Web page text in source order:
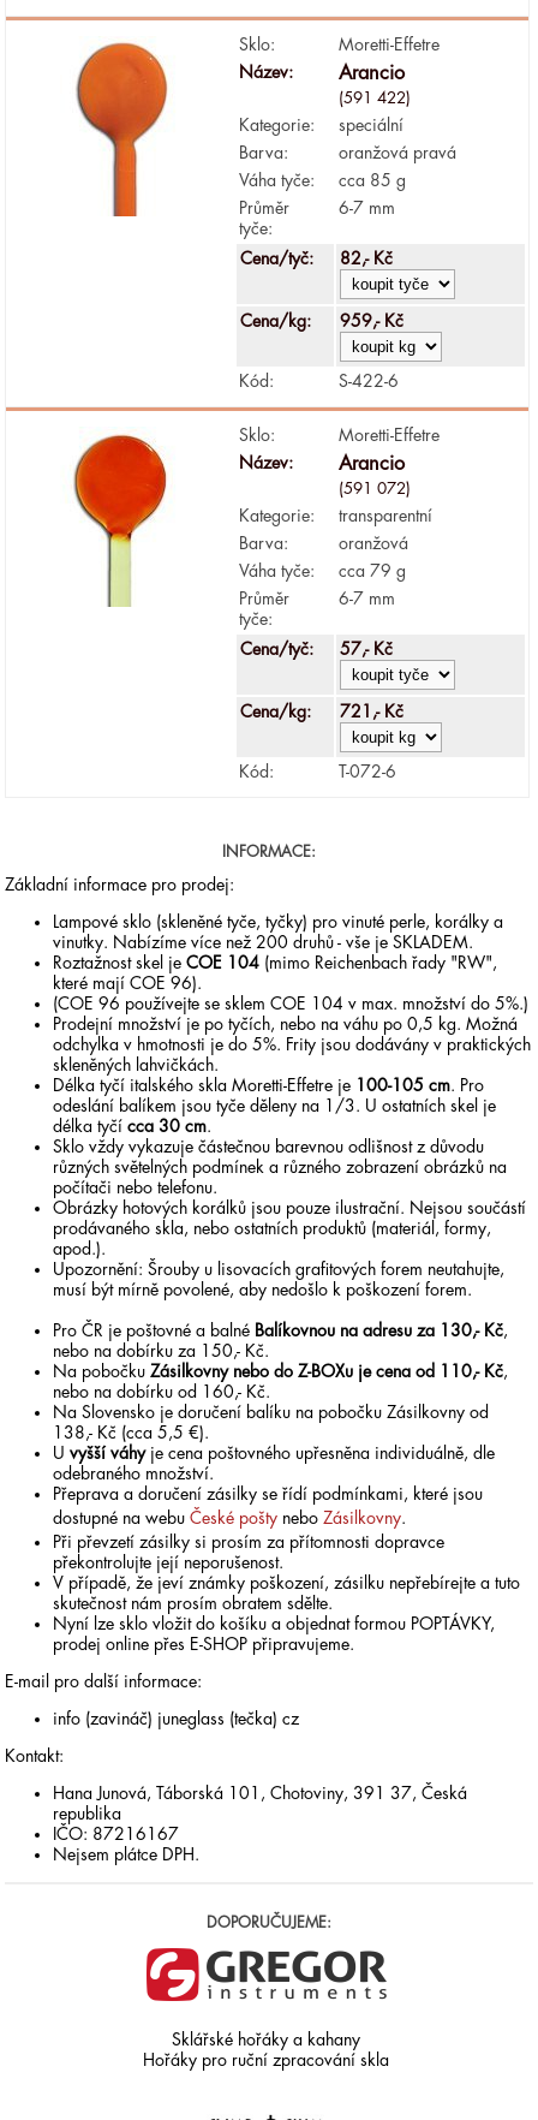
Sklo:
Moretti-Effetre
Název:
Arancio
(591 422)
Kategorie:
speciální
Barva:
oranžová pravá
Váha tyče:
cca 85 g
Průměr
tyče:
6-7 mm
Cena/tyč: 82,- Kč
Cena/kg: 959,- Kč
Kód: S-422-6
Sklo:
Moretti-Effetre
Název:
Arancio
(591 072)
Kategorie:
transparentní
Barva:
oranžová
Váha tyče:
cca 79 g
Průměr
tyče:
6-7 mm
Cena/tyč: 57,- Kč
Cena/kg: 721,- Kč
Kód: T-072-6
INFORMACE:
Základní informace pro prodej:
Lampové sklo (skleněné tyče, tyčky) pro vinuté perle, korálky a
vinutky. Nabízíme více než 200 druhů - vše je SKLADEM.
Roztažnost skel jeCOE 104 (mimo Reichenbach řady "RW",
které mají COE 96).
(COE 96 používejte se sklem COE 104 v max. množství do 5%.)
Prodejní množství je po tyčích, nebo na váhu po 0,5 kg. Možná
odchylka v hmotnosti je do 5%. Frity jsou dodávány v praktických
skleněných lahvičkách.
Délka tyčí italského skla Moretti-Effetre je 100-105 cm. Pro
odeslání balíkem jsou tyče děleny na 1/3. U ostatních skel je
délka tyčícca 30 cm.
Sklo vždy vykazuje částečnou barevnou odlišnost z důvodu
různých světelných podmínek a různého zobrazení obrázků na
počítači nebo telefonu.
Obrázky hotových korálků jsou pouze ilustrační. Nejsou součástí
prodávaného skla, nebo ostatních produktů (materiál, formy,
apod.).
Upozornění: Šrouby u lisovacích grafitových forem neutahujte,
musí být mírně povolené, aby nedošlo k poškození forem.
Pro ČR je poštovné a balné Balíkovnou na adresu za 130,- Kč,
nebo na dobírku za 150,- Kč.
Na pobočkuZásilkovny nebo do Z-BOXu je cena od 110,- Kč,
nebo na dobírku od 160,- Kč.
Na Slovensko je doručení balíku na pobočku Zásilkovny od
138,- Kč (cca 5,5 €).
Uvyšší váhyje cena poštovného upřesněna individuálně, dle
odebraného množství.
Přeprava a doručení zásilky se řídí podmínkami, které jsou
dostupné na webuČeské pošty nebo Zásilkovny.
Při převzetí zásilky si prosím za přítomnosti dopravce
překontrolujte její neporušenost.
V případě, že jeví známky poškození, zásilku nepřebírejte a tuto
skutečnost nám prosím obratem sdělte.
Nyní lze sklo vložit do košíku a objednat formou POPTÁVKY,
prodej online přes E-SHOP připravujeme.
E-mail pro další informace:
info (zavináč) juneglass (tečka) cz
Kontakt:
Hana Junová, Táborská 101, Chotoviny, 391 37, Česká
republika
IČO: 87216167
Nejsem plátce DPH.
DOPORUČUJEME:
Sklářské hořáky a kahany
Hořáky pro ruční zpracování skla